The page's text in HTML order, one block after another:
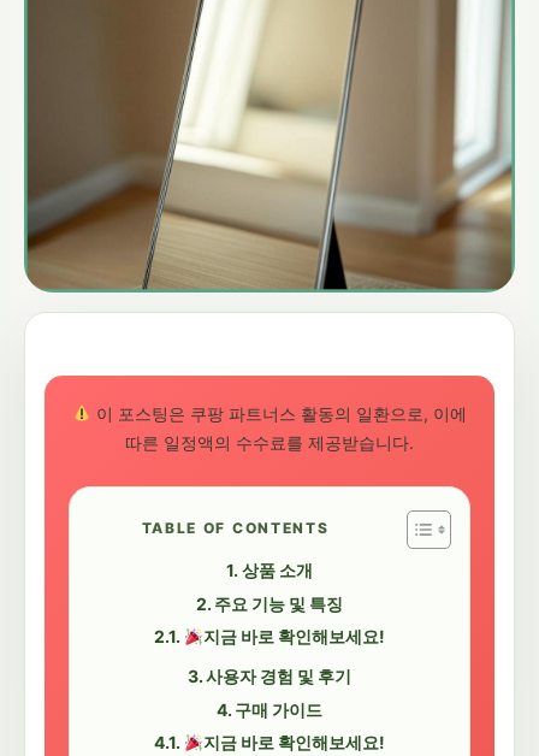
이 포스팅은 쿠팡 파트너스 활동의 일환으로, 이에
따른 일정액의 수수료를 제공받습니다.
TABLE OF CONTENTS
상품 소개
주요 기능 및 특징
지금 바로 확인해보세요!
사용자 경험 및 후기
구매 가이드
지금 바로 확인해보세요!